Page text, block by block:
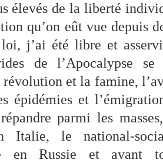
élevés de la liberté
qu’on eût vue depuis
j’ai été libre et
de l’Apocalypse
révolution et la famine,
épidémies et
parmi les
Italie, le national-
en Russie et avant